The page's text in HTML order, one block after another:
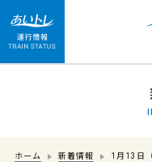
運行情報 列
ホーム 新着情報 1月13日